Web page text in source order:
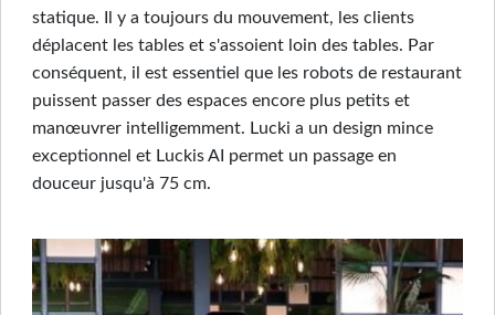
statique. Il y a toujours du mouvement, les clients
déplacent les tables et s'assoient loin des tables. Par
conséquent, il est essentiel que les robots de restaurant
puissent passer des espaces encore plus petits et
manœuvrer intelligemment. Lucki a un design mince
exceptionnel et Luckis AI permet un passage en
douceur jusqu'à 75 cm.